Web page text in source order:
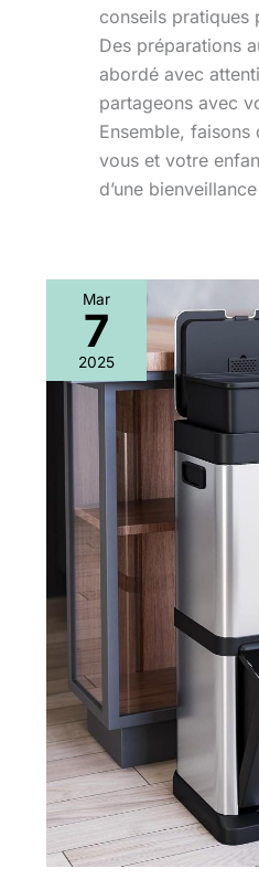
conseils pratiques
Des préparations
abordé avec
partageons avec
Ensemble,
vous et votre
d’une
Mar
7
2025
Test
poubelle
GarveeHome
34
double
compartiments